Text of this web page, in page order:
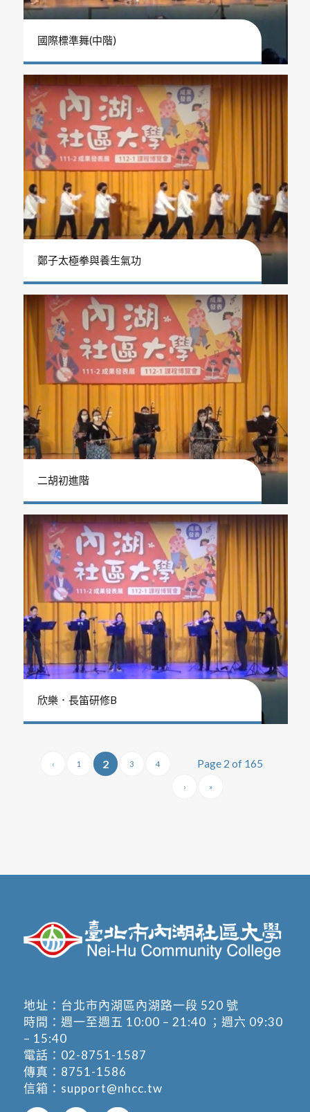
國際標準舞(中階)
鄭子太極拳與養生氣功
二胡初進階
欣樂．長笛研修B
Page 2 of 165
‹ 1 2 3 4
› »
地址： 台北市內湖區內湖路一段 520 號
時間：週一至週五 10:00 – 21:40 ；週六 09:30
– 15:40
電話： 02-8751-1587
傳真：8751-1586
信箱： support@nhcc.tw